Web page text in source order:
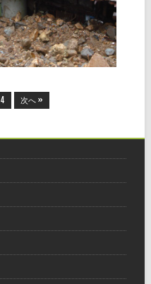
九州北部豪雨出動 ７月３日か
ら４日にかけて、大分県で豪
雨による災害が起きました。
災害救援ひのきしん隊（以下
災救隊）福岡教区隊では、そ
の対策を大分教区隊と相談
し、まずは大分県日田市へ視
▶
4 次へ »